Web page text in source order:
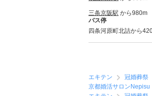
三条京阪駅 から980m
バス停
四条河原町北詰から
エキテン 冠婚葬祭
京都婚活サロンNepisu